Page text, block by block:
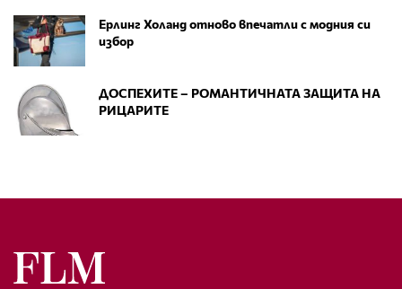
Ерлинг Холанд отново впечатли с модния си
избор
ДОСПЕХИТЕ – РОМАНТИЧНАТА ЗАЩИТА НА
РИЦАРИТЕ